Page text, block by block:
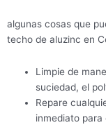
algunas cosas que
techo de aluzinc en
Limpie de
suciedad, el
Repare
inmediato